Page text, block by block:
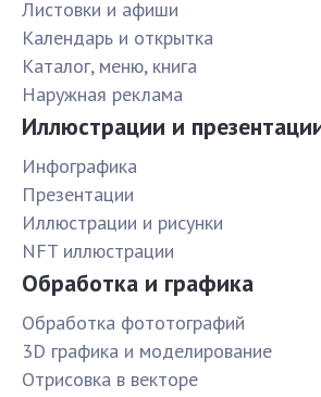
Листовки и афиши
Календарь и открытка
Каталог, меню, книга
Наружная реклама
Иллюстрации и
Инфографика
Презентации
Иллюстрации и рисунки
NFT иллюстрации
Обработка и графика
Обработка фототографий
3D графика и моделирование
Отрисовка в векторе